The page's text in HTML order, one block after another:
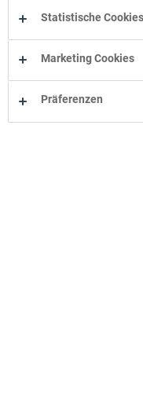
Statistische Cookies
Marketing Cookies
Präferenzen